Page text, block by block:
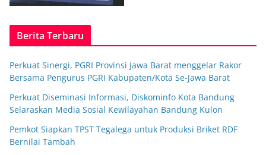
Berita Terbaru
Perkuat Sinergi, PGRI Provinsi Jawa Barat menggelar Rakor
Bersama Pengurus PGRI Kabupaten/Kota Se-Jawa Barat
Perkuat Diseminasi Informasi, Diskominfo Kota Bandung
Selaraskan Media Sosial Kewilayahan Bandung Kulon
Pemkot Siapkan TPST Tegalega untuk Produksi Briket RDF
Bernilai Tambah